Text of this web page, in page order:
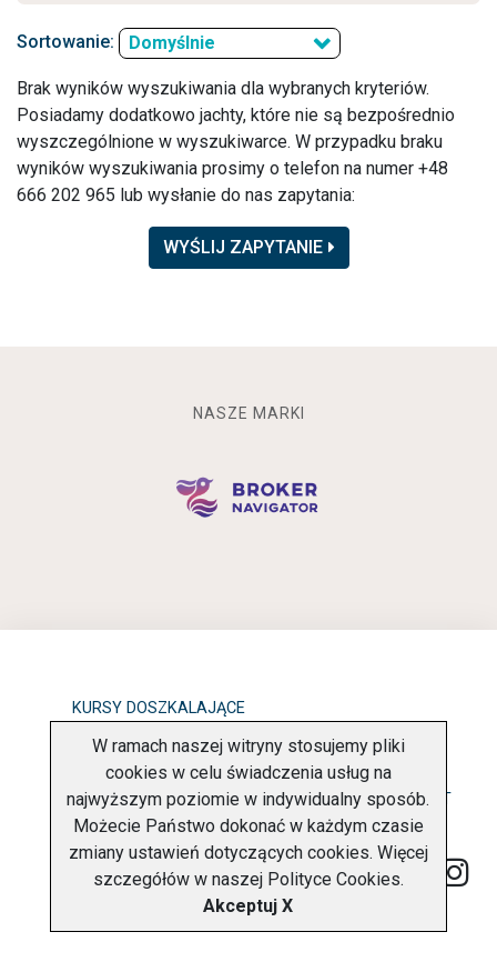
Sortowanie: Domyślnie
Brak wyników wyszukiwania dla wybranych kryteriów.
Posiadamy dodatkowo jachty, które nie są bezpośrednio
wyszczególnione w wyszukiwarce. W przypadku braku
wyników wyszukiwania prosimy o telefon na numer +48
666 202 965 lub wysłanie do nas zapytania:
WYŚLIJ ZAPYTANIE
NASZE MARKI
KURSY DOSZKALAJĄCE
OBOWIĄZEK INFORMACYJNY
POLITYKA PRYWATNOŚCI O FIRMIE KONTAKT
Copyright © 2026 Charter Navigator
W ramach naszej witryny stosujemy pliki
cookies w celu świadczenia usług na
najwyższym poziomie w indywidualny sposób.
Możecie Państwo dokonać w każdym czasie
zmiany ustawień dotyczących cookies. Więcej
szczegółów w naszej Polityce Cookies.
Akceptuj X